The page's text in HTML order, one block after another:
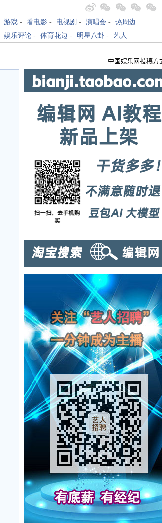
游戏 - 看电影 - 电视剧 - 演唱会 - 热周边
娱乐评论 - 体育花边 - 明星八卦 - 艺人